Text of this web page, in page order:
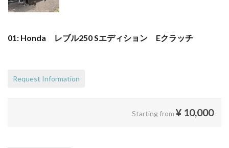
01: Honda レブル250 Sエディション Eクラッチ
Request Information
Starting from ¥ 10,000